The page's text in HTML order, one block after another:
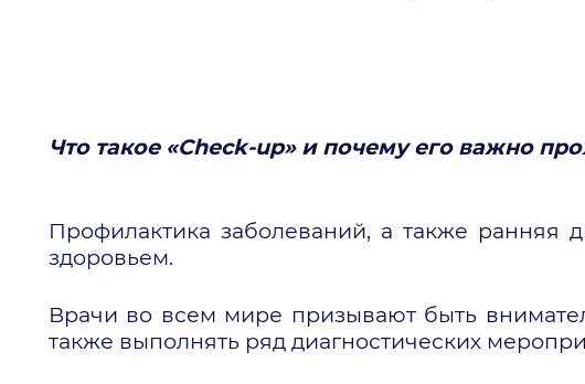
Что такое «Check-up» и почему его важно
Профилактика заболеваний, а также
здоровьем.
Врачи во всем мире призывают быть
также выполнять ряд диагностических